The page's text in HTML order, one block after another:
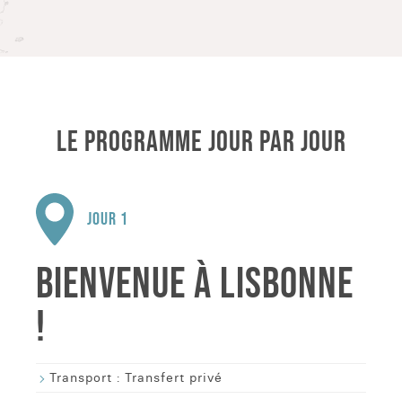
LE PROGRAMME JOUR PAR JOUR
JOUR 1
BIENVENUE À LISBONNE
!
Transport : Transfert privé